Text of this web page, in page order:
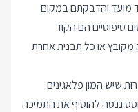
מועד והדבקתם במקום
טיפוסיים הם הקוד
מקובץ או כל תבנית אחרת
שיש המון פלאגינים
ננסה להוסיף את התמיכה